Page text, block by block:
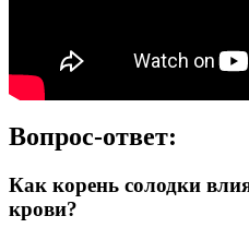
Вопрос-ответ:
Как корень солодки
крови?